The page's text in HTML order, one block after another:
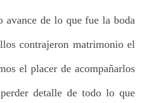
avance de lo que fue la boda
contrajeron matrimonio el
el placer de acompañarlos
detalle de todo lo que